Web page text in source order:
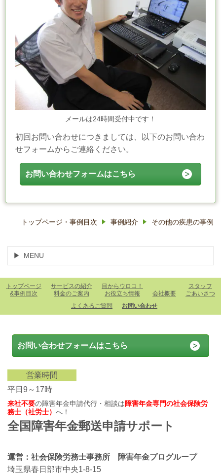
メールは24時間受付中です！
初回お問い合わせにつきましては、以下のお問い合わ
せフォームからご連絡ください。
お問い合わせフォームはこちら
トップページ・事例目次 事例紹介 その他の疾患の事例
MENU
トップページ
&事例目次
サービスの紹介
料金のご案内
目からウロコ！
お役立ち情報
会社概要
スタッフ
ごあいさつ
よくあるご質問
お問い合わせ
お問い合わせフォームはこちら
営業時間
平日9～17時
来社不要の障害年金申請代行・相談は障害年金専門の社会保険労
務士（社労士） へ！
全国障害年金郵送申請サポート
運営：社会保険労務士事務所 障害年金プログループ
埼玉県春日部市中央1-8-15